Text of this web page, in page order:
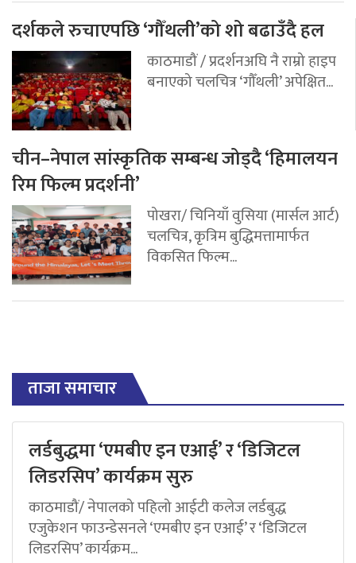
दर्शकले रुचाएपछि ‘गौँथली’को शो बढाउँदै हल
काठमाडौं / प्रदर्शनअघि नै राम्रो हाइप
बनाएको चलचित्र ‘गौँथली’ अपेक्षित...
चीन–नेपाल सांस्कृतिक सम्बन्ध जोड्दै ‘हिमालयन
रिम फिल्म प्रदर्शनी’
पोखरा/ चिनियाँ वुसिया (मार्सल आर्ट)
चलचित्र, कृत्रिम बुद्धिमत्तामार्फत
विकसित फिल्म...
ताजा समाचार
लर्डबुद्धमा ‘एमबीए इन एआई’ र ‘डिजिटल
लिडरसिप’ कार्यक्रम सुरु
काठमाडौं/ नेपालको पहिलो आईटी कलेज लर्डबुद्ध
एजुकेशन फाउन्डेसनले ‘एमबीए इन एआई’ र ‘डिजिटल
लिडरसिप’ कार्यक्रम...